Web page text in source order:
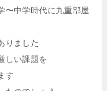
〜中学時代に九重部屋
りました
しい課題を
す